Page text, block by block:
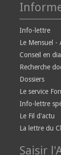
Info-lettre
Le Mensuel -
Conseil en
Recherche
Dossiers
Le service
Info-lettre
Le Fil d'actu
La lettre du
Saisir